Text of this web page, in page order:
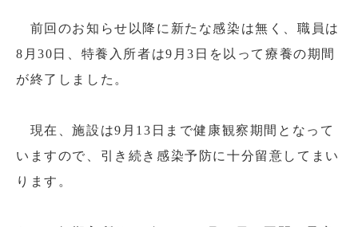
前回のお知らせ以降に新たな感染は無く、職員は
8月30日、特養入所者は9月3日を以って療養の期間
が終了しました。
現在、施設は9月13日まで健康観察期間となって
いますので、引き続き感染予防に十分留意してまい
ります。